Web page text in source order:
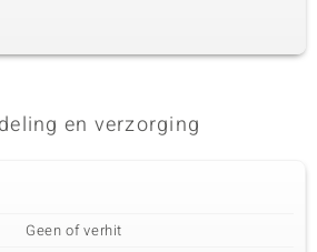
en verzorging
Geen of verhit